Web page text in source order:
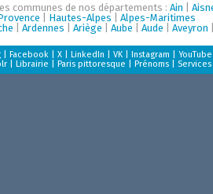
communes de nos départements :Ain |
Hautes-Alpes
Alpes-Maritimes
|Ardennes |Ariège |Aube |Aude |Aveyron
|Facebook |X |LinkedIn |VK |Instagram |YouTube
|Librairie |Paris pittoresque |Prénoms Services